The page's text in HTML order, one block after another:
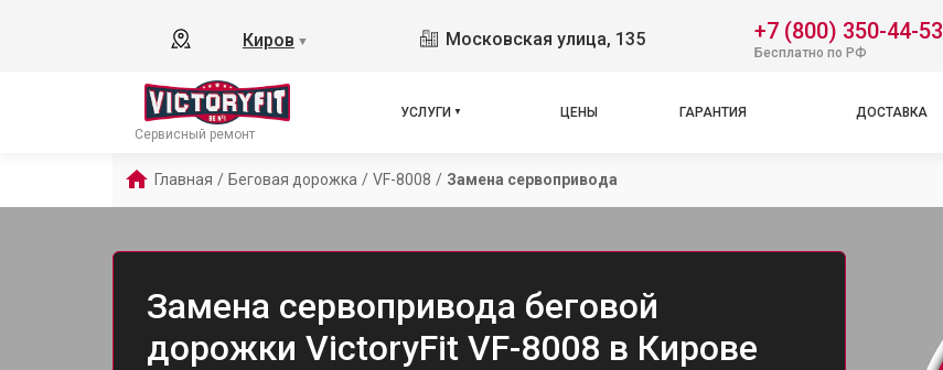
Киров ▼ Московская улица, 135 +7 (800) 350-44-53
Бесплатно по РФ
Сервисный ремонт
УСЛУГИ ЦЕНЫ ГАРАНТИЯ ДОСТАВКА
Главная / Беговая дорожка / VF-8008 / Замена сервопривода
Замена сервопривода беговой
дорожки VictoryFit VF-8008 в Кирове